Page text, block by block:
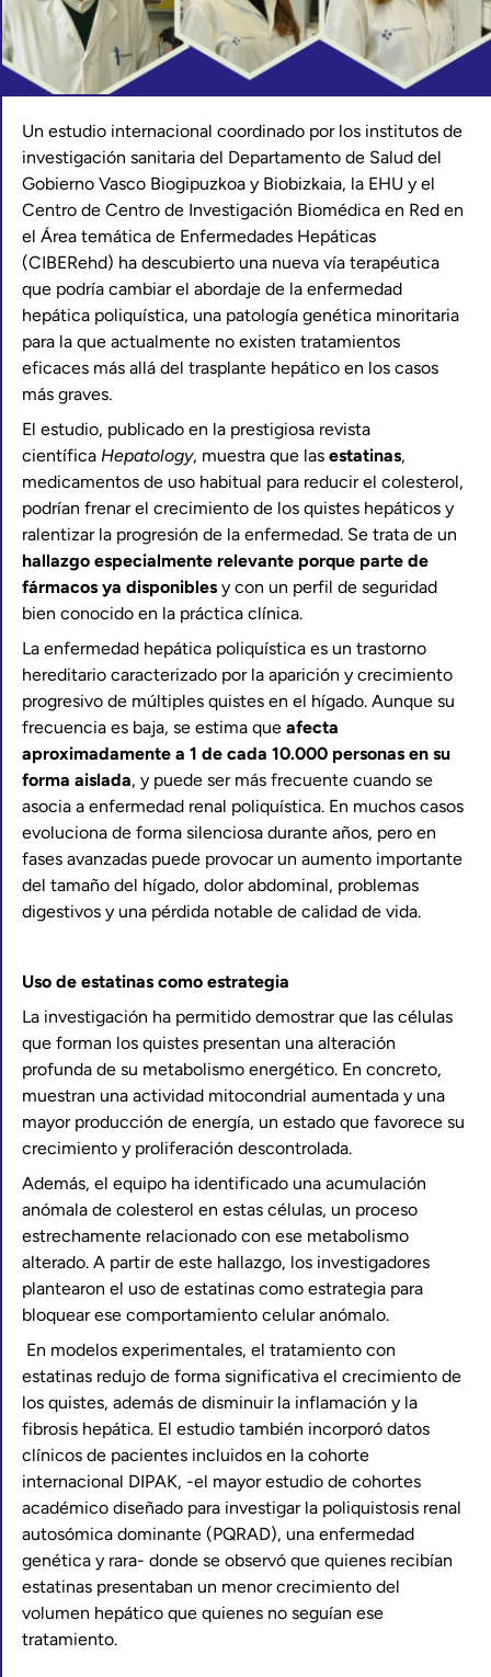
Un estudio internacional coordinado por los institutos de
investigación sanitaria del Departamento de Salud del
Gobierno Vasco Biogipuzkoa y Biobizkaia, la EHU y el
Centro de Centro de Investigación Biomédica en Red en
el Área temática de Enfermedades Hepáticas
(CIBERehd) ha descubierto una nueva vía terapéutica
que podría cambiar el abordaje de la enfermedad
hepática poliquística, una patología genética minoritaria
para la que actualmente no existen tratamientos
eficaces más allá del trasplante hepático en los casos
más graves.
El estudio, publicado en la prestigiosa revista
científica Hepatology, muestra que las estatinas,
medicamentos de uso habitual para reducir el colesterol,
podrían frenar el crecimiento de los quistes hepáticos y
ralentizar la progresión de la enfermedad. Se trata de un
hallazgo especialmente relevante porque parte de
fármacos ya disponibles y con un perfil de seguridad
bien conocido en la práctica clínica.
La enfermedad hepática poliquística es un trastorno
hereditario caracterizado por la aparición y crecimiento
progresivo de múltiples quistes en el hígado. Aunque su
frecuencia es baja, se estima que afecta
aproximadamente a 1 de cada 10.000 personas en su
forma aislada, y puede ser más frecuente cuando se
asocia a enfermedad renal poliquística. En muchos casos
evoluciona de forma silenciosa durante años, pero en
fases avanzadas puede provocar un aumento importante
del tamaño del hígado, dolor abdominal, problemas
digestivos y una pérdida notable de calidad de vida.
Uso de estatinas como estrategia
La investigación ha permitido demostrar que las células
que forman los quistes presentan una alteración
profunda de su metabolismo energético. En concreto,
muestran una actividad mitocondrial aumentada y una
mayor producción de energía, un estado que favorece su
crecimiento y proliferación descontrolada.
Además, el equipo ha identificado una acumulación
anómala de colesterol en estas células, un proceso
estrechamente relacionado con ese metabolismo
alterado. A partir de este hallazgo, los investigadores
plantearon el uso de estatinas como estrategia para
bloquear ese comportamiento celular anómalo.
En modelos experimentales, el tratamiento con
estatinas redujo de forma significativa el crecimiento de
los quistes, además de disminuir la inflamación y la
fibrosis hepática. El estudio también incorporó datos
clínicos de pacientes incluidos en la cohorte
internacional DIPAK, -el mayor estudio de cohortes
académico diseñado para investigar la poliquistosis renal
autosómica dominante (PQRAD), una enfermedad
genética y rara- donde se observó que quienes recibían
estatinas presentaban un menor crecimiento del
volumen hepático que quienes no seguían ese
tratamiento.